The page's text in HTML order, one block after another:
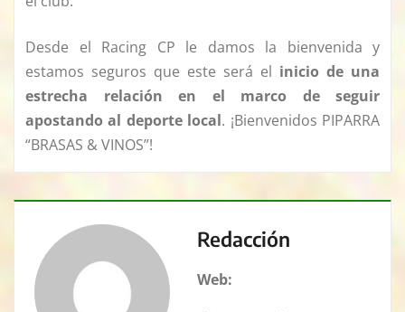
Desde el Racing CP le damos la bienvenida y
estamos seguros que este será el inicio de una
estrecha relación en el marco de seguir
apostando al deporte local. ¡Bienvenidos PIPARRA
“BRASAS & VINOS”!
Redacción
Web: